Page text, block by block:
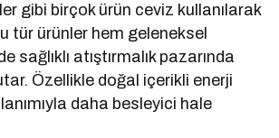
gibi birçok ürün ceviz kullanılarak
tür ürünler hem geleneksel
sağlıklı atıştırmalık pazarında
Özellikle doğal içerikli enerji
daha besleyici hale